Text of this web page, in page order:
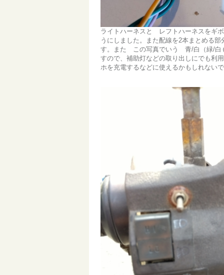
ライトハーネスと レフトハーネスをギ
うにしました。また配線を2本まとめる
す。また この写真でいう 青/白（緑/白
すので、補助灯などの取り出しにでも利
ホを充電するなどに使えるかもしれない